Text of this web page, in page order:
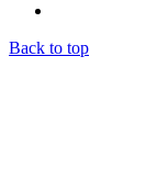
Back to top